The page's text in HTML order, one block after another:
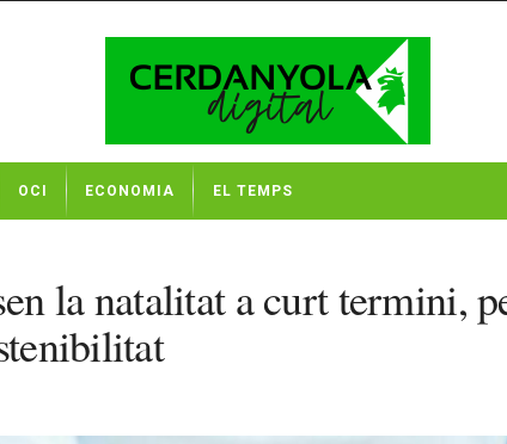
OCI ECONOMIA EL TEMPS
la natalitat a curt termini,